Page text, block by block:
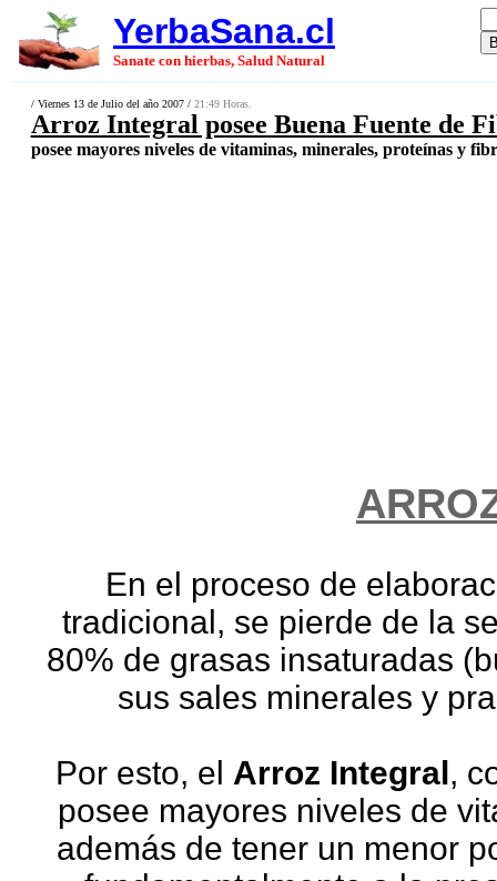
YerbaSana.cl
Sanate con hierbas, Salud Natural
/ Viernes 13 de Julio del año 2007 / 21:49 Horas.
Arroz Integral posee Buena Fuente de
posee mayores niveles de vitaminas, minerales, proteínas y
En el proceso de
tradicional, se pierde de la
80% de grasas insaturadas
sus sales minerales y
Por esto, el Arroz Integral,
posee mayores niveles de
además de tener un menor